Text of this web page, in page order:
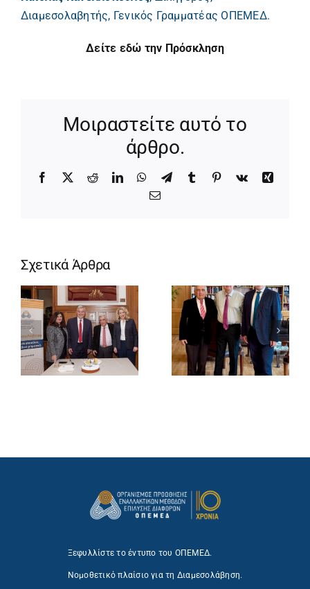
Διαμεσολαβητής, Γενικός Γραμματέας ΟΠΕΜΕΔ.
Δείτε εδώ την Πρόσκληση
Μοιραστείτε αυτό το
άρθρο.
Facebook
X RedditLinkedInWhatsApp
TelegramTumblr Pinterest
Vk
Xing
Email
Σχετικά Άρθρα
Ξεφυλλίστε το έντυπο του ΟΠΕΜΕΔ.
Νομοθετικό πλαίσιο για τη Διαμεσολάβηση.